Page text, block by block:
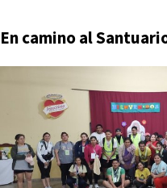
En camino al